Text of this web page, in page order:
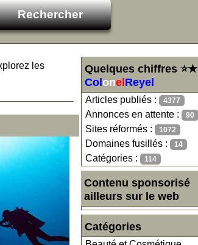
Quelques chiffres ⭐★
Col onel Reyel
Articles publiés : 4377
Annonces en attente : 90
Sites réformés : 1072
Domaines fusillés : 14
Catégories : 114
Contenu sponsorisé
ailleurs sur le web
Catégories
les